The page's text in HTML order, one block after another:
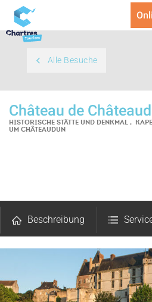
Alle Besuche
Château de
HISTORISCHE STÄTTE UND DENKMAL ,
UM CHÂTEAUDUN
Beschreibung
Kommentare